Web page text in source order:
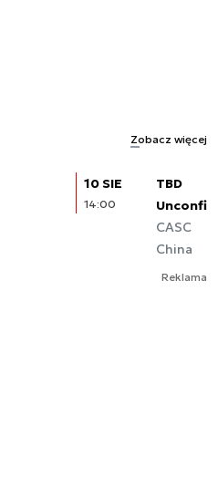
Zobacz więcej
10 SIE
14:00
TBD
CASC
China
Reklama